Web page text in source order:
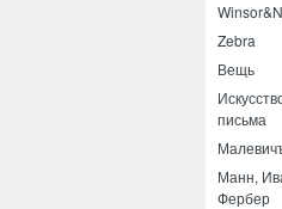
Zebra
Вещь
письма
Манн,
Фербер